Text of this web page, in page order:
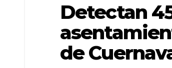
Detectan
de